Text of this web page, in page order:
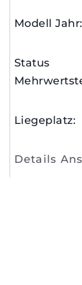
Modell Jahr:
Status
Liegeplatz:
Details